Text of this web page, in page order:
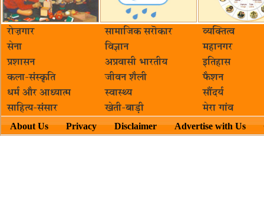
रोज़गार सामाजिक सरॊकार‌
व्यक्तित्व
सेना
विज्ञान
महानगर
प्रशासन
अप्रवासी भारतीय
इतिहास
कला-संस्कृति
जीवन शैली
फैशन
धर्म और आध्यात्म
स्वास्थ्य
सौंदर्य
साहित्य-संसार
खेती-बाड़ी मेरा गांव
About Us Privacy Disclaimer Advertise with Us